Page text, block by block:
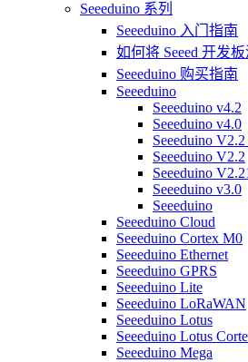
Seeeduino 系列
Seeeduino 入门指南
如何将 Seeed 开发
Seeeduino 购买指南
Seeeduino
Seeeduino v4.2
Seeeduino v4.0
Seeeduino
Seeeduino V2.2
Seeeduino
Seeeduino v3.0
Seeeduino
Seeeduino Cloud
Seeeduino Cortex M0
Seeeduino Ethernet
Seeeduino GPRS
Seeeduino Lite
Seeeduino LoRaWAN
Seeeduino Lotus
Seeeduino Lotus
Seeeduino Mega